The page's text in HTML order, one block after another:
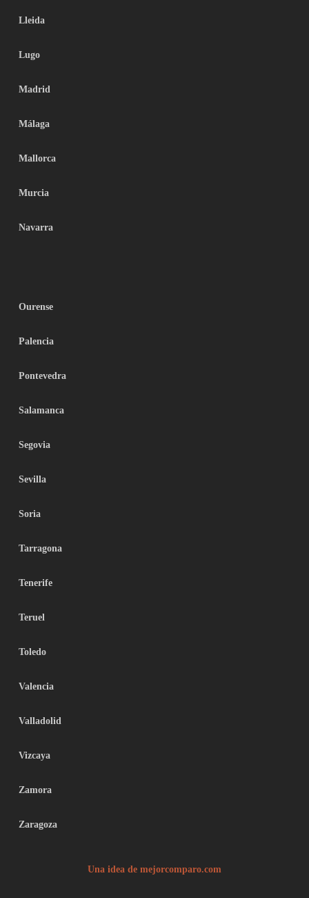
Lleida
Lugo
Madrid
Málaga
Mallorca
Murcia
Navarra
Ourense
Palencia
Pontevedra
Salamanca
Segovia
Sevilla
Soria
Tarragona
Tenerife
Teruel
Toledo
Valencia
Valladolid
Vizcaya
Zamora
Zaragoza
Una idea de mejorcomparo.com